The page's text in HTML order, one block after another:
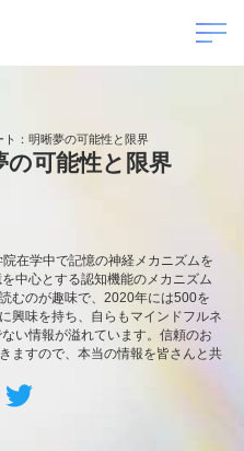
ト：明晰夢の可能性と限界
の可能性と限界
在学中で記憶の神経メカニズムを
中心とする認知機能のメカニズム
むのが趣味で、2020年には500を
興味を持ち、自らもマインドフルネ
い情報が溢れています。信頼のお
ますので、本当の情報を皆さんと共